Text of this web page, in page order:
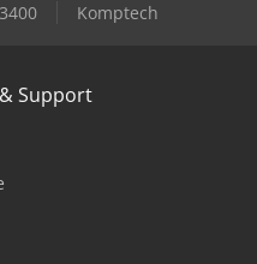
Komptech
Support